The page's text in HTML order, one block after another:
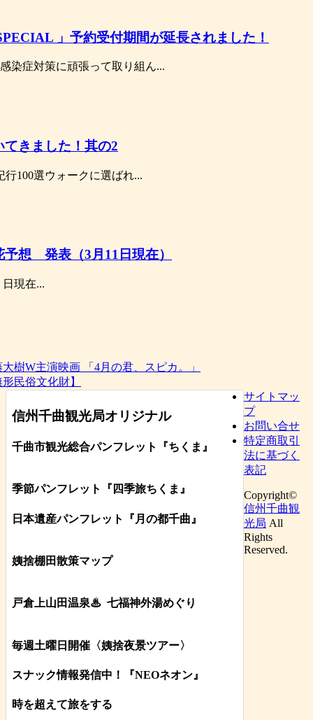
」予約受付期間が延長されました！
染症対策に頑張って取り組ん...
きました！其の2
100選ウォークに選ばれ...
想 発表（3月11日現在）
現在...
樹W主演映画 「4月の君、スピカ。」
民俗文化財】
信州千曲観光局オリジナル
千曲市観光総合パンフレット 『ちくま 』
季節パンフレット『四季旅ちくま』
日本遺産パンフレット 『月の都千曲 』
姨捨棚田散策マップ
戸倉上山田温泉♨ 七福神外湯めぐり
毎週土曜日開催〈姨捨夜景ツアー〉
スナック情報発信中！『NEOネオン』
時を超えて旅をする
サイトマッ
プ
お問い合せ
特定商取引
法に基づく
表記
Copyright©
信州千曲観
光局 All
Rights
Reserved.